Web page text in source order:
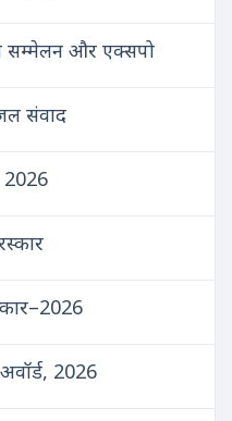
सम्मेलन और एक्सपो
संवाद
2026
2026